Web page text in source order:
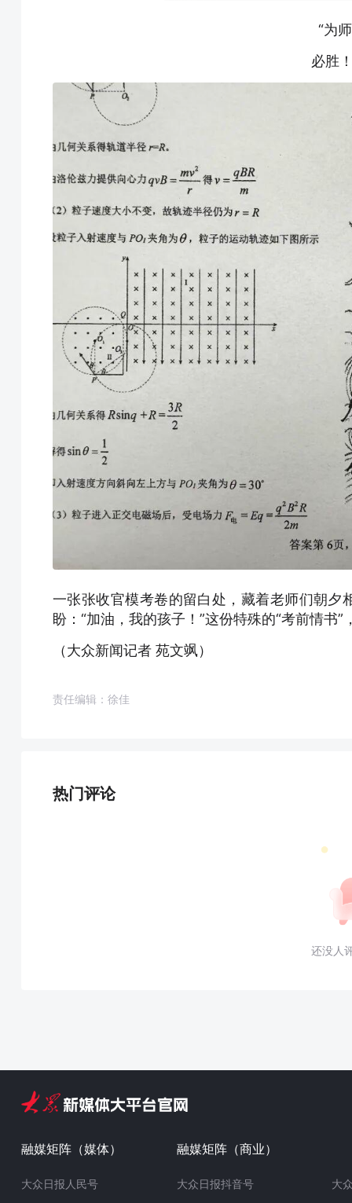
“为
必胜
一张张收官模考卷的留白处，藏着老师们朝夕
盼：“加油，我的孩子！”这份特殊的“考前情书
（大众新闻记者 苑文飒）
责任编辑：徐佳
热门评论
还没人
融媒矩阵（媒体）
大众日报人民号
融媒矩阵（商业）
大众日报抖音号 大